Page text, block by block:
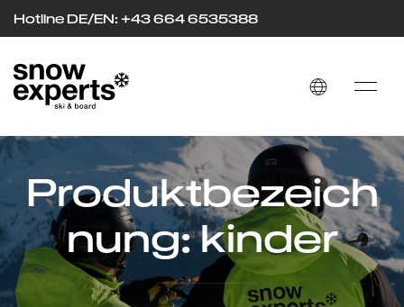
Hotline DE/EN: +43 664 6535388
Produktbezeich
nung: kinder